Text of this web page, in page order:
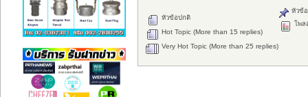
หัวข้อปกติ
Hot Topic (More than 15 replies)
Very Hot Topic (More than 25 replies)
หัวข้
โพล